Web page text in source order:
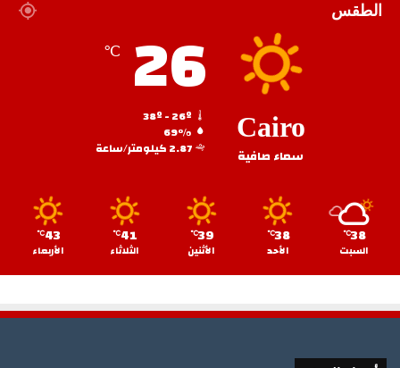
الطقس
Cairo
سماء صافية
26
℃
69%
2.87 كيلومتر/ساعة
38
℃
السبت
38
℃
الأحد
39
℃
الأثنين
41
℃
الثلاثاء
43
℃
الأربعاء